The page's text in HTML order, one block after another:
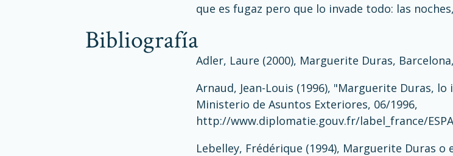
que es fugaz pero que lo invade todo: las
bibliografía
Adler, Laure (2000), Marguerite Duras,
Arnaud, Jean-Louis (1996), "Marguerite Duras,
Ministerio de Asuntos Exteriores, 06/1996,
http://www.diplomatie.gouv.fr/label_france/
Lebelley, Frédérique (1994), Marguerite Duras